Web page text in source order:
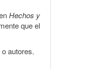
Hechos y
que el
autores.